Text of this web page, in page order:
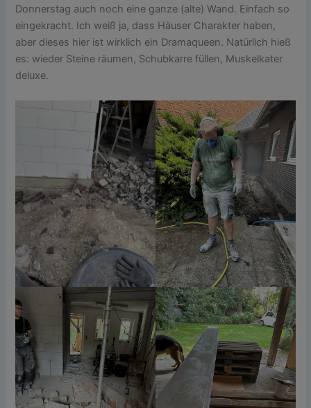
Donnerstag auch noch eine ganze (alte) Wand. Einfach so
eingekracht. Ich weiß ja, dass Häuser Charakter haben,
aber dieses hier ist wirklich ein Dramaqueen. Natürlich hieß
es: wieder Steine räumen, Schubkarre füllen, Muskelkater
deluxe.